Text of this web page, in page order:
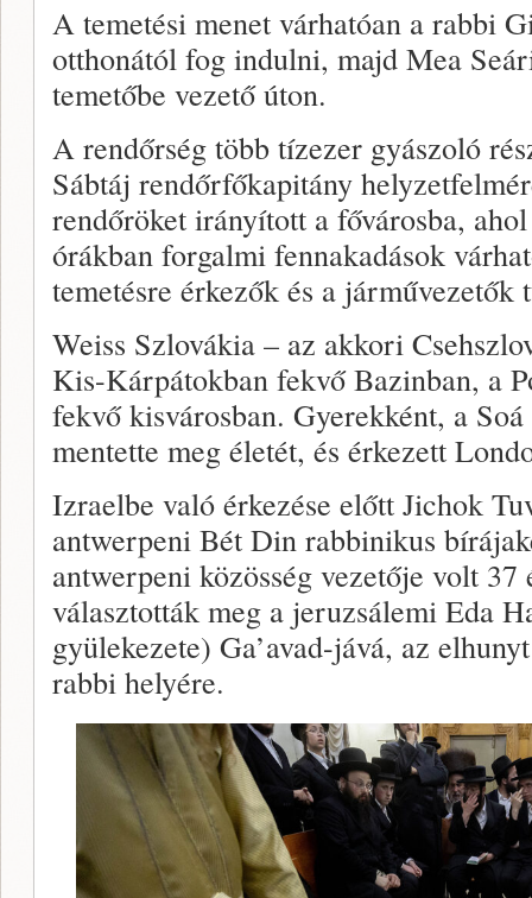
A temetési menet várhatóan a rabbi
otthonától fog indulni, majd Mea
temetőbe vezető úton.
A rendőrség több tízezer gyászoló
Sábtáj rendőrfőkapitány
rendőröket irányított a fővárosba,
órákban forgalmi fennakadások
temetésre érkezők és a járművezetők
Weiss Szlovákia – az akkori
Kis-Kárpátokban fekvő Bazinban, a
fekvő kisvárosban. Gyerekként, a
mentette meg életét, és érkezett
Izraelbe való érkezése előtt Jichok
antwerpeni Bét Din rabbinikus
antwerpeni közösség vezetője volt
választották meg a jeruzsálemi Eda
gyülekezete) Ga’avad-jává, az
rabbi helyére.